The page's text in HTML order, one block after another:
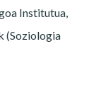
Institutua,
(Soziologia